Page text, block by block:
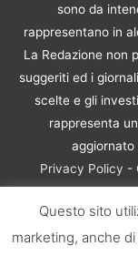
sono da
rappresentano in
La Redazione non
suggeriti ed i
scelte e gli
rappresenta
aggiornato
Privacy Policy -
BancheItalia.it
P.IVA
Questo sito
marketing, anche